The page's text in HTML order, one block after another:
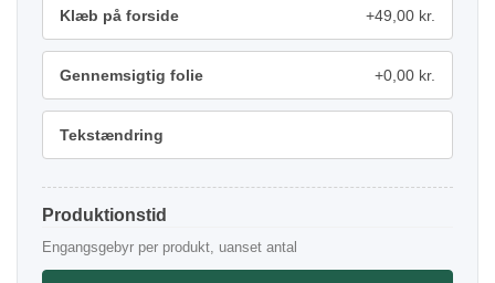
Klæb på forside +49,00 kr.
Gennemsigtig folie +0,00 kr.
Tekstændring
Produktionstid
Engangsgebyr per produkt, uanset antal